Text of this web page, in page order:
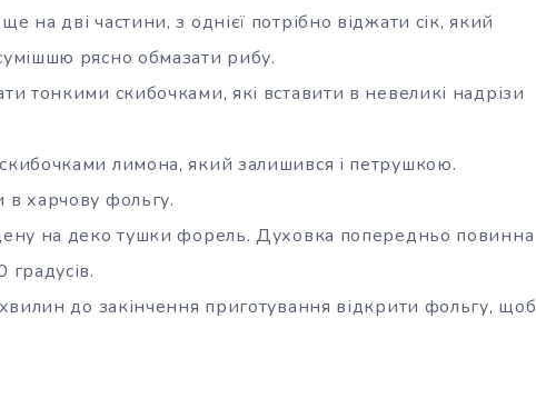
на дві частини, з однієї потрібно віджати сік, який
рясно обмазати рибу.
тонкими скибочками, які вставити в невеликі надрізи
лимона, який залишився і петрушкою.
харчову фольгу.
на деко тушки форель. Духовка попередньо повинна
до закінчення приготування відкрити фольгу, щоб